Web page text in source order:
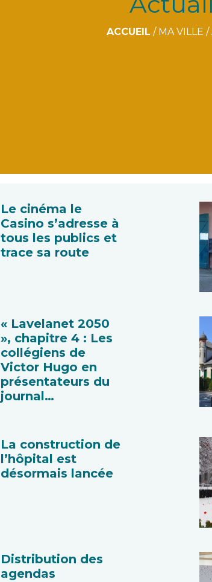
ACCUEIL / MA VILLE /
Le cinéma le
Casino s’adresse à
tous les publics et
trace sa route
« Lavelanet 2050
», chapitre 4 : Les
collégiens de
Victor Hugo en
présentateurs du
journal…
La construction de
l’hôpital est
désormais lancée
Distribution des
agendas